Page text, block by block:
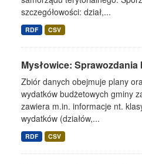
szczegółowości: dział,...
RDF CSV
Mysłowice: Sprawozdania
Zbiór danych obejmuje plany
wydatków budżetowych gminy
zawiera m.in. informacje nt.
wydatków (działów,...
RDF CSV